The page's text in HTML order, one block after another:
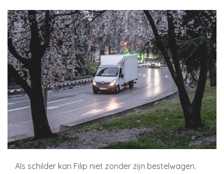
Als schilder kan Filip niet zonder zijn bestelwagen.